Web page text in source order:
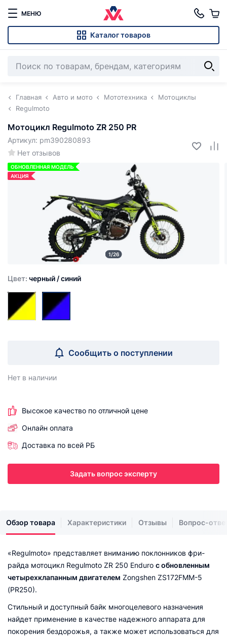
МЕНЮ
Каталог товаров
Главная Авто и мото Мототехника
Мотоциклы
Regulmoto
Мотоцикл Regulmoto ZR 250 PR
Нет отзывов
Артикул: pm390280893
ОБНОВЛЕННАЯ МОДЕЛЬ
АКЦИЯ
1/26
Цвет: черный / синий
Сообщить о поступлении
Нет в наличии
Высокое качество по отличной цене
Онлайн оплата
Доставка по всей РБ
Задать вопрос эксперту
Обзор товара Характеристики Отзывы Вопрос-
«Regulmoto» представляет вниманию поклонников фри-
райда мотоцикл Regulmoto ZR 250 Enduro с обновленным
четырехклапанным двигателем Zongshen ZS172FMM-5
(PR250).
Стильный и доступный байк многоцелевого назначения
найдет применение в качестве надежного аппарата для
покорения бездорожья, а также может использоваться для